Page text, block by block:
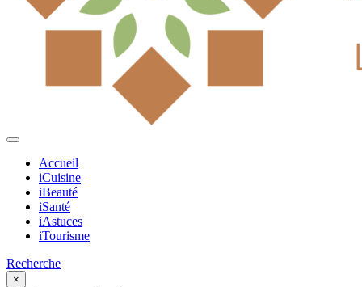
Accueil
iCuisine
iBeauté
iSanté
iAstuces
iTourisme
Recherche
×